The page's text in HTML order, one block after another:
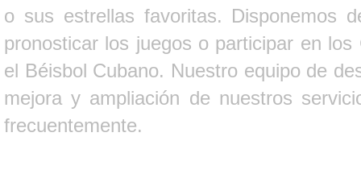
o sus estrellas favoritas. Disponemos
pronosticar los juegos o participar en
el Béisbol Cubano. Nuestro equipo de
mejora y ampliación de nuestros
frecuentemente.